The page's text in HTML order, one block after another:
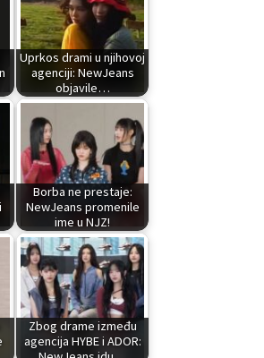
Uprkos drami u njihovoj
agenciji: NewJeans
objavile…
Borba ne prestaje:
NewJeans promenile
ime u NJZ!
Zbog drame između
agencija HYBE i ADOR: